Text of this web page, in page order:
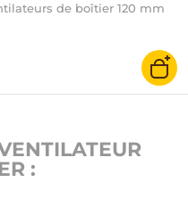
de boîtier 120 mm
: